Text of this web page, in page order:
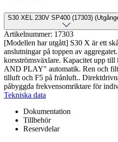
S30 XEL 230V SP400 (17303)
Artikelnummer: 17303
[Modellen har utgått] S30 X är ett
anslutningar på toppen av
korsströmsväxlare. Kapacitet upp
AND PLAY" automatik. Ren och
tilluft och F5 på frånluft..
påbyggda frekvensomriktare för
Tekniska data
Dokumentation
Tillbehör
Reservdelar